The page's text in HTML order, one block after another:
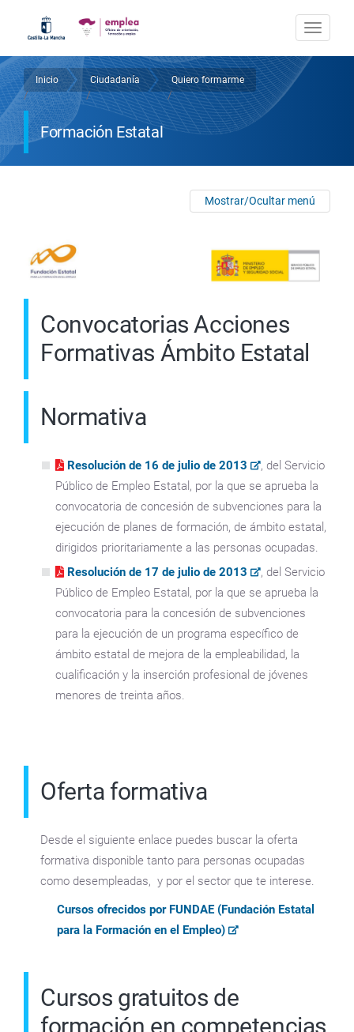
principal
Sobrescribir
enlaces
navegación
Inicio
/
Ciudadanía
/
Quiero formarme
/
Formación Estatal
Mostrar/Ocultar menú
Convocatorias Acciones
Formativas Ámbito Estatal
Normativa
Resolución de 16 de julio de 2013
, del Servicio
Público de Empleo Estatal, por la que se aprueba la
convocatoria de concesión de subvenciones para la
ejecución de planes de formación, de ámbito estatal,
dirigidos prioritariamente a las personas ocupadas.
Resolución de 17 de julio de 2013
, del Servicio
Público de Empleo Estatal, por la que se aprueba la
convocatoria para la concesión de subvenciones
para la ejecución de un programa específico de
ámbito estatal de mejora de la empleabilidad, la
cualificación y la inserción profesional de jóvenes
menores de treinta años.
Oferta formativa
Desde el siguiente enlace puedes buscar la oferta
formativa disponible tanto para personas ocupadas
como desempleadas, y por el sector que te interese.
Cursos ofrecidos por FUNDAE (Fundación Estatal
para la Formación en el Empleo)
Cursos gratuitos de
formación en competencias